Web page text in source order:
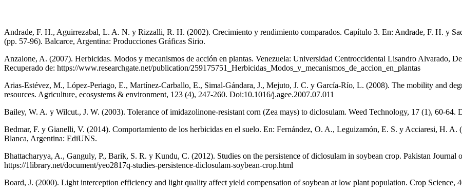
Andrade, F. H., Aguirrezabal, L. A. N. y Rizzalli, R. H. (2002). Crecimiento y rendimiento comparados. Capítulo 3. En: Andrade, F. H. y
(pp. 57-96). Balcarce, Argentina: Producciones Gráficas Sirio.
Anzalone, A. (2007). Herbicidas. Modos y mecanismos de acción en plantas. Venezuela: Universidad Centroccidental Lisandro Alvarado,
Recuperado de: https://www.researchgate.net/publication/259175751_Herbicidas_Modos_y_mecanismos_de_accion_en_plantas
Arias-Estévez, M., López-Periago, E., Martínez-Carballo, E., Simal-Gándara, J., Mejuto, J. C. y García-Río, L. (2008). The mobility and
resources. Agriculture, ecosystems & environment, 123 (4), 247-260. Doi:10.1016/j.agee.2007.07.011
Bailey, W. A. y Wilcut., J. W. (2003). Tolerance of imidazolinone-resistant corn (Zea mays) to diclosulam. Weed Technology, 17 (1), 60-
Bedmar, F. y Gianelli, V. (2014). Comportamiento de los herbicidas en el suelo. En: Fernández, O. A., Leguizamón, E. S. y Acciaresi, H.
Blanca, Argentina: EdiUNS.
Bhattacharyya, A., Ganguly, P., Barik, S. R. y Kundu, C. (2012). Studies on the persistence of diclosulam in soybean crop. Pakistan Journal
https://1library.net/document/yeo2817q-studies-persistence-diclosulam-soybean-crop.html
Board, J. (2000). Light interception efficiency and light quality affect yield compensation of soybean at low plant population. Crop Science,